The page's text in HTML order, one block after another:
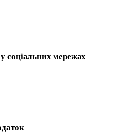
соціальних мережах